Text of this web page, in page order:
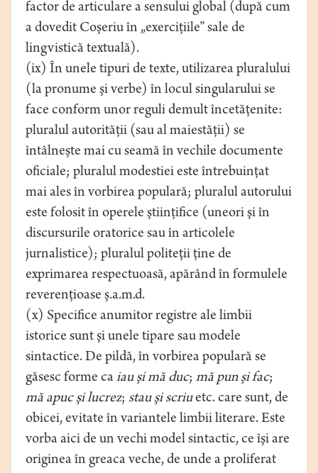
factor de articulare a sensului global (după cum
a dovedit Coşeriu în „exerciţiile” sale de
lingvistică textuală).
(ix) În unele tipuri de texte, utilizarea pluralului
(la pronume şi verbe) în locul singularului se
face conform unor reguli demult încetăţenite:
pluralul autorităţii (sau al maiestăţii) se
întâlneşte mai cu seamă în vechile documente
oficiale; pluralul modestiei este întrebuinţat
mai ales în vorbirea populară; pluralul autorului
este folosit în operele ştiinţifice (uneori şi în
discursurile oratorice sau în articolele
jurnalistice); pluralul politeţii ţine de
exprimarea respectuoasă, apărând în formulele
reverenţioase ş.a.m.d.
(x) Specifice anumitor registre ale limbii
istorice sunt şi unele tipare sau modele
sintactice. De pildă, în vorbirea populară se
găsesc forme ca iau şi mă duc; mă pun şi fac;
mă apuc şilucrez; stau şi scriuetc. care sunt, de
obicei, evitate în variantele limbii literare. Este
vorba aici de un vechi model sintactic, ce îşi are
originea în greaca veche, de unde a proliferat